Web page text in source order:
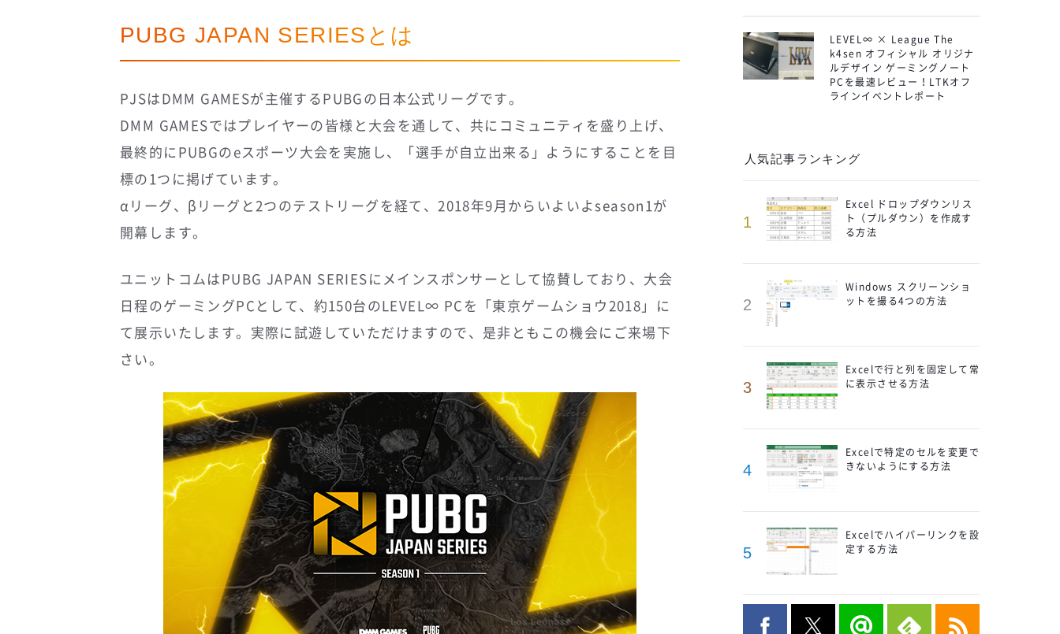
PUBG JAPAN SERIESとは
PJSはDMM GAMESが主催するPUBGの日本公式リーグです。
DMM GAMESではプレイヤーの皆様と大会を通して、共にコミュニティを盛り上げ、
最終的にPUBGのeスポーツ大会を実施し、「選手が自立出来る」ようにすることを目
標の1つに掲げています。
αリーグ、βリーグと2つのテストリーグを経て、2018年9月からいよいよseason1が
開幕します。
ユニットコムはPUBG JAPAN SERIESにメインスポンサーとして協賛しており、大会
日程のゲーミングPCとして、約150台のLEVEL∞ PCを「東京ゲームショウ2018」に
て展示いたします。実際に試遊していただけますので、是非ともこの機会にご来場下
さい。
LEVEL∞ × League The
k4sen オフィシャル オリジナ
ルデザイン ゲーミングノート
PCを最速レビュー！LTKオフ
ラインイベントレポート
人気記事ランキング
1
Excel ドロップダウンリス
ト（プルダウン）を作成す
る方法
2
Windows スクリーンショ
ットを撮る4つの方法
3
Excelで行と列を固定して常
に表示させる方法
4
Excelで特定のセルを変更で
きないようにする方法
5
Excelでハイパーリンクを設
定する方法